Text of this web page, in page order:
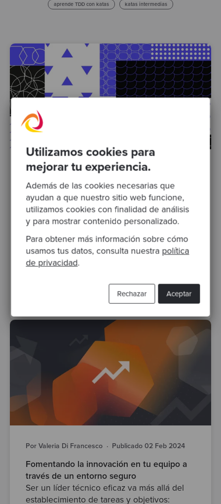
Utilizamos cookies para
mejorar tu experiencia.
Además de las cookies necesarias que
ayudan a que nuestro sitio web funcione,
utilizamos cookies con finalidad de análisis
y para mostrar contenido personalizado.
Para obtener más información sobre cómo
usamos tus datos, consulta nuestra política
de privacidad.
Aceptar
Rechazar
aprende TDD con katas katas intermedias
Por María Dueñas · Publicado 20 Feb 2024
Antipatrones de TDD: Serie completa
Matheus Marabesi, software craftsperson en
Codurance, analiza en profundidad la lista
de los 22 antipatrones de TDD recopilada
por James Carr. A..
development team
Classicist TDD
Por Valeria Di Francesco · Publicado 02 Feb 2024
Fomentando la innovación en tu equipo a
través de un entorno seguro
Ser un líder técnico eficaz va más allá del
establecimiento de tareas y objetivos: